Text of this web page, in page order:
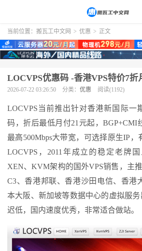
当前位置： 搬瓦工中文网 > 优惠 > 正文
LOCVPS优惠码 -香港VPS特价7折
2026-07-22 03:26:50 分类： 优惠 阅读(1192)
LOCVPS当前推出针对香港新国际一
码，折后最低月付21元起，BGP+CMI
最高500Mbps大带宽，可选择原生IP，
LOCVPS，2011年成立的稳定老牌
XEN、KVM架构的国外VPS销售，主
C3、香港邦联、香港沙田电信、香港
本大阪、新加坡等数据中心的虚拟服
迟低，国内速度优秀，非常适合做站。